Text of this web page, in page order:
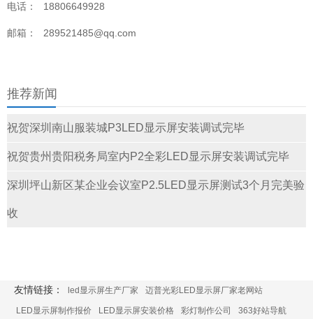
电话： 18806649928
邮箱： 289521485@qq.com
推荐新闻
祝贺深圳南山服装城P3LED显示屏安装调试完毕
祝贺贵州贵阳税务局室内P2全彩LED显示屏安装调试完毕
深圳坪山新区某企业会议室P2.5LED显示屏测试3个月完美验
收
友情链接： led显示屏生产厂家 迈普光彩LED显示屏厂家老网站
LED显示屏制作报价 LED显示屏安装价格 彩灯制作公司 363好站导航